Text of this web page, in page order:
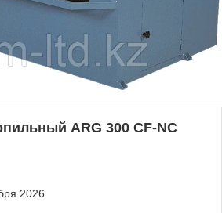
ARG 300 CF-NC
2026